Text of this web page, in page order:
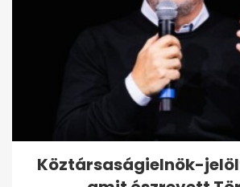
Ezért
nagyszülők a
Köztársaságielnök-